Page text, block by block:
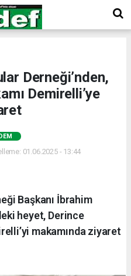
Derneği’nden,
Demirelli’ye
01.06.2025 - 13:44
Başkanı İbrahim
heyet, Derince
makamında ziyaret